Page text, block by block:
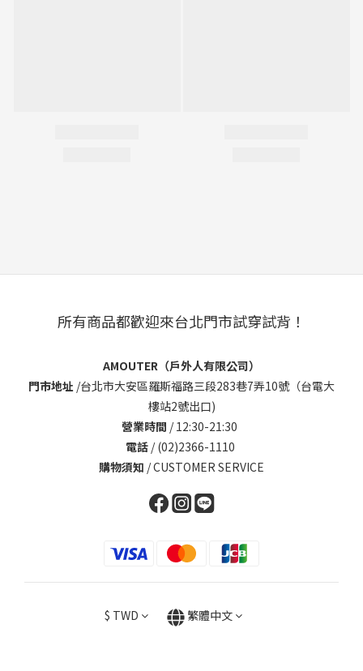
所有商品都歡迎來台北門市試穿試背！
AMOUTER（戶外人有限公司）
門市地址 /台北市大安區羅斯福路三段283巷7弄10號（台電大
樓站2號出口)
營業時間 / 12:30-21:30
電話 / (02)2366-1110
購物須知 /CUSTOMER SERVICE
$ TWD 繁體中文